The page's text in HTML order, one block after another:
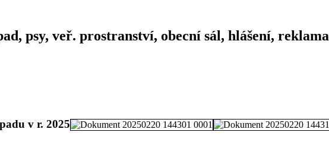
psy, veř. prostranství, obecní sál, hlášení, reklama
v r. 2025